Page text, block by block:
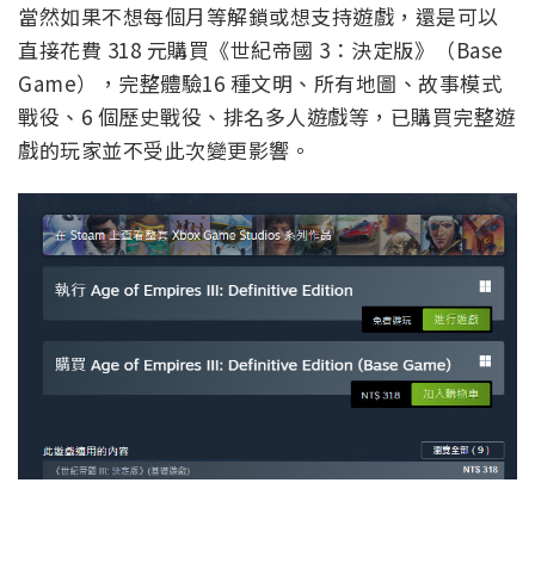
當然如果不想每個月等解鎖或想支持遊戲，還是可以
直接花費 318 元購買《世紀帝國 3：決定版》（Base
Game），完整體驗16 種文明、所有地圖、故事模式
戰役、6 個歷史戰役、排名多人遊戲等，已購買完整遊
戲的玩家並不受此次變更影響。